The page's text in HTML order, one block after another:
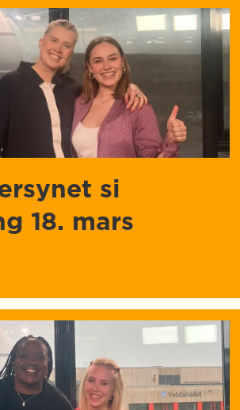
si
18. mars